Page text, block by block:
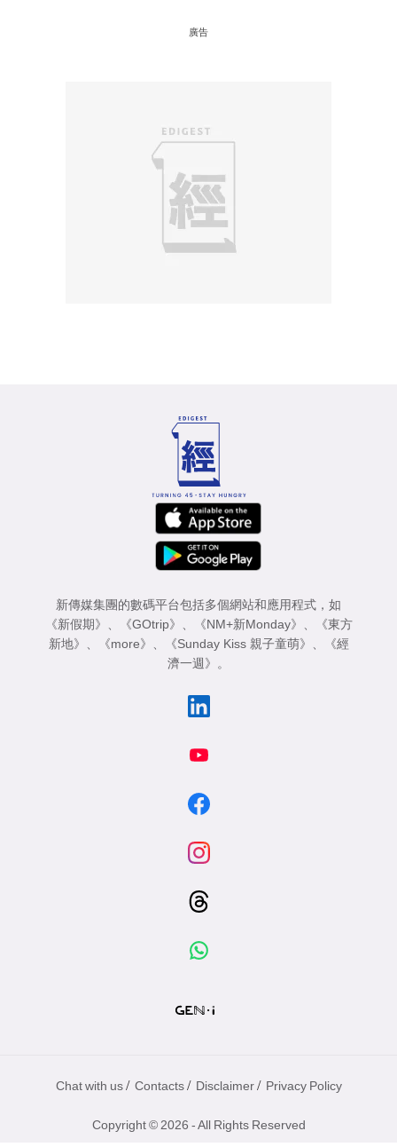
廣告
新傳媒集團的數碼平台包括多個網站和應用程式，如
《新假期》
《GOtrip》 《NM+新Monday》
《東方
新地》
《more》 《Sunday Kiss 親子童萌》
《經
濟一週》
。
Chat with us / Contacts / Disclaimer / Privacy Policy
Copyright © 2026 - All Rights Reserved